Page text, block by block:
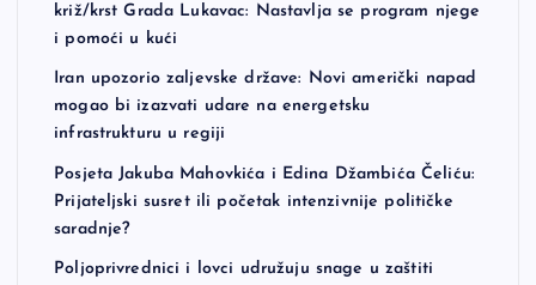
križ/krst Grada Lukavac: Nastavlja se program njege
i pomoći u kući
Iran upozorio zaljevske države: Novi američki napad
mogao bi izazvati udare na energetsku
infrastrukturu u regiji
Posjeta Jakuba Mahovkića i Edina Džambića Čeliću:
Prijateljski susret ili početak intenzivnije političke
saradnje?
Poljoprivrednici i lovci udružuju snage u zaštiti